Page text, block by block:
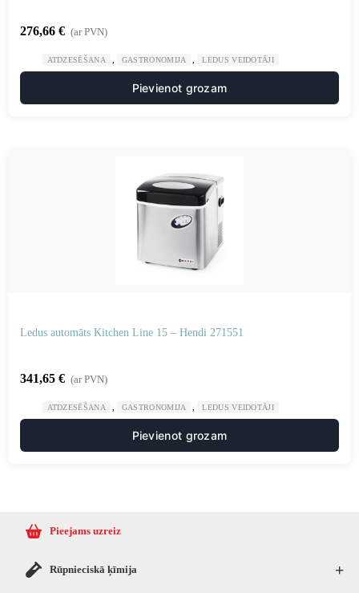
276,66 € (ar PVN)
ATDZESĒŠANA GASTRONOMIJA LEDUS VEIDOTĀJI
Pievienot grozam
Ledus automāts Kitchen Line 15 – Hendi 271551
341,65 € (ar PVN)
ATDZESĒŠANA GASTRONOMIJA LEDUS VEIDOTĀJI
Pievienot grozam
Pieejams uzreiz
+
Rūpnieciskā ķīmija